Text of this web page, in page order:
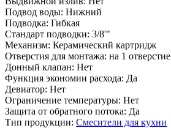
Подвод воды: Нижний
Подводка: Гибкая
Стандарт подводки: 3/8'"
Механизм: Керамический картридж
Отверстия для монтажа: на 1 отверстие
Донный клапан: Нет
Функция экономии расхода: Да
Девиатор: Нет
Ограничение температуры: Нет
Защита от обратного потока: Да
Тип продукции: Смесители для кухни